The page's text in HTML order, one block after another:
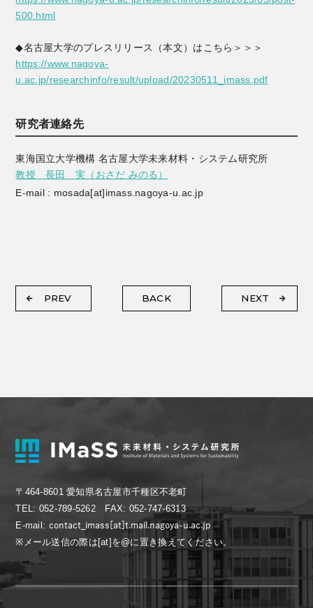
500.html
◆名古屋大学のプレスリリース（本文）はこちら＞＞＞
https://www.nagoya-
u.ac.jp/researchinfo/result/upload/20230511_imass.pdf
研究者連絡先
東海国立大学機構 名古屋大学未来材料・システム研究所
教授 長田 実（おさだ みのる）
E-mail : mosada[at]imass.nagoya-u.ac.jp
NEXT
BACK
PREV
〒464-8601 愛知県名古屋市千種区不老町
TEL: 052-789-5262 FAX: 052-747-6313
E-mail:
※メール送信の際は[at]を@に置き換えてください。